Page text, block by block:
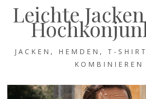
Leichte
JACKEN, HEMDEN, T-
KOMBINIEREN